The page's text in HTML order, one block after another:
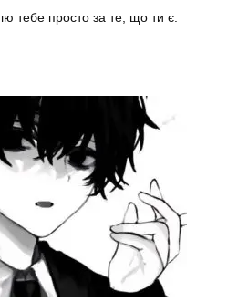
тебе просто за те, що ти є.